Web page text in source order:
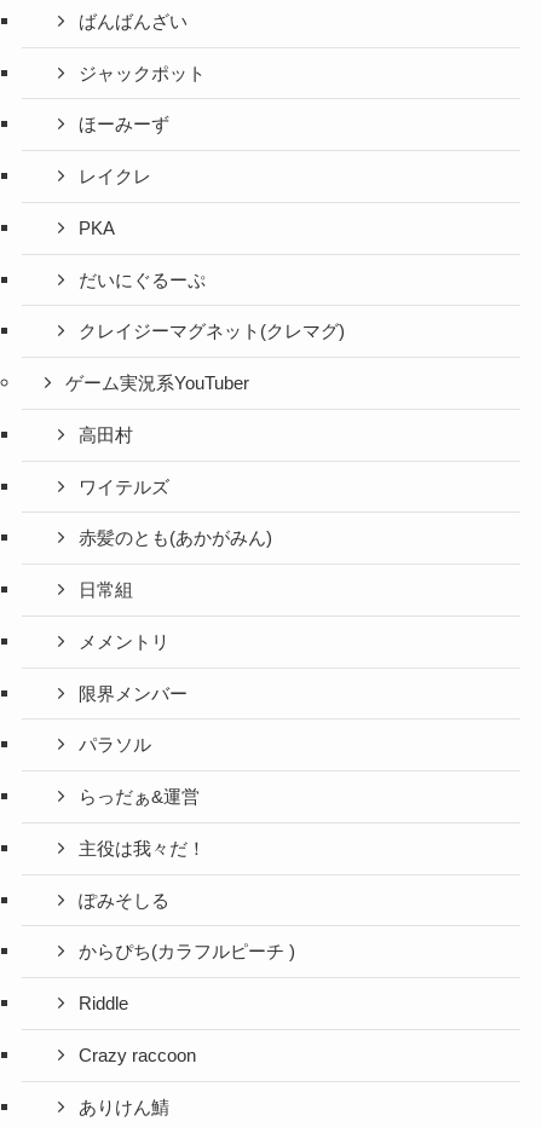
ばんばんざい
ジャックポット
ほーみーず
レイクレ
PKA
だいにぐるーぷ
クレイジーマグネット(クレマグ)
ゲーム実況系YouTuber
高田村
ワイテルズ
赤髪のとも(あかがみん)
日常組
メメントリ
限界メンバー
パラソル
らっだぁ&運営
主役は我々だ！
ぽみそしる
からぴち(カラフルピーチ )
Riddle
Crazy raccoon
ありけん鯖